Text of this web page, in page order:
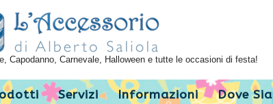
Capodanno, Carnevale, Halloween e tutte le occasioni di festa!
Servizi Informazioni Dove